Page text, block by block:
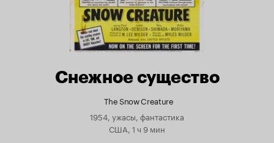
Снежное существо
The Snow Creature
1954, ужасы, фантастика
США, 1 ч 9 мин